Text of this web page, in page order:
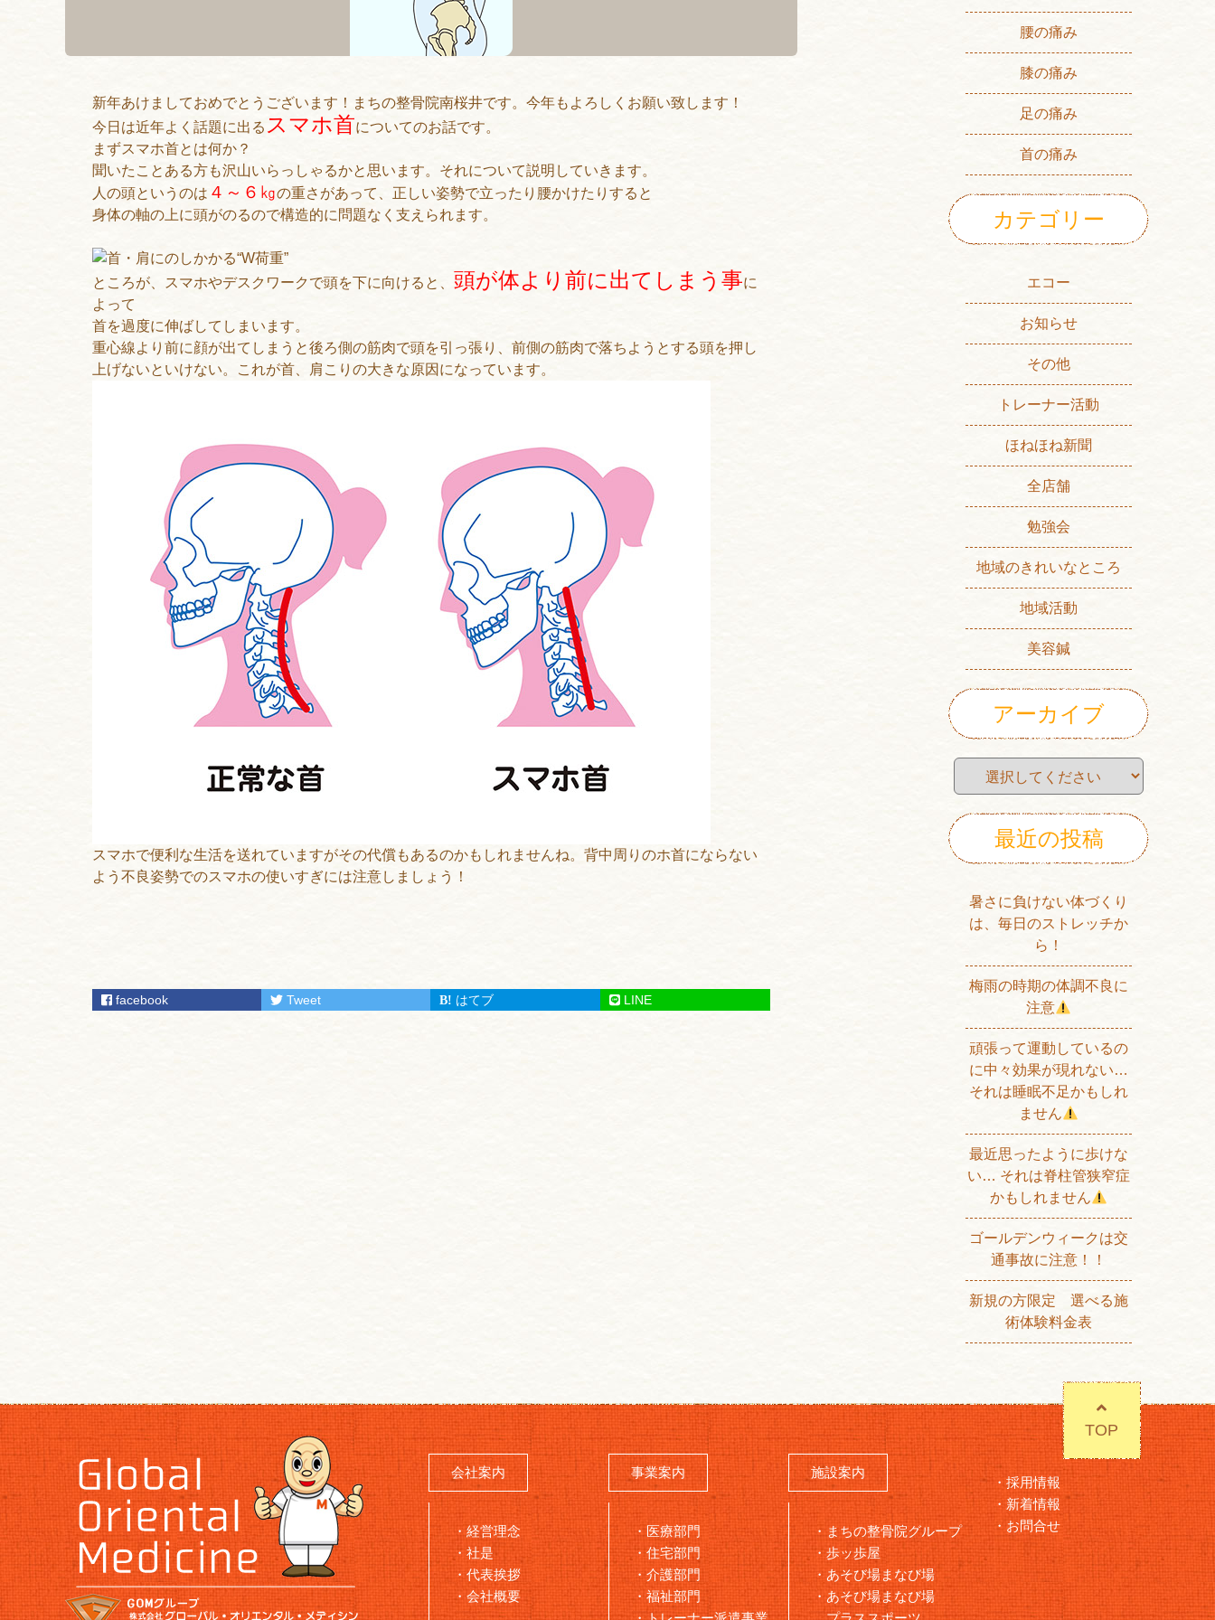
新年あけましておめでとうございます！まちの整骨院南桜井です。今年もよろしくお願い致します！
今日は近年よく話題に出る スマホ首についてのお話です。
まずスマホ首とは何か？
聞いたことある方も沢山いらっしゃるかと思います。それについて説明していきます。
人の頭というのは ４～６㎏の重さがあって、正しい姿勢で立ったり腰かけたりすると
身体の軸の上に頭がのるので構造的に問題なく支えられます。
ところが、スマホやデスクワークで頭を下に向けると、 頭が体より前に出てしまう事に
よって
首を過度に伸ばしてしまいます。
重心線より前に顔が出てしまうと後ろ側の筋肉で頭を引っ張り、前側の筋肉で落ちようとする頭を押し
上げないといけない。これが首、肩こりの大きな原因になっています。
スマホで便利な生活を送れていますがその代償もあるのかもしれませんね。背中周りのホ首にならない
よう不良姿勢でのスマホの使いすぎには注意しましょう！
facebook Tweet はてブ LINE
腰の痛み
膝の痛み
足の痛み
首の痛み
カテゴリー
エコー
お知らせ
その他
トレーナー活動
ほねほね新聞
全店舗
勉強会
地域のきれいなところ
地域活動
美容鍼
アーカイブ
最近の投稿
暑さに負けない体づくり
は、毎日のストレッチか
ら！
梅雨の時期の体調不良に
注意
頑張って運動しているの
に中々効果が現れない…
それは睡眠不足かもしれ
ません
最近思ったように歩けな
い… それは脊柱管狭窄症
かもしれません
ゴールデンウィークは交
通事故に注意！！
新規の方限定 選べる施
術体験料金表
TOP
会社案内
経営理念
社是
代表挨拶
会社概要
事業案内
医療部門
住宅部門
介護部門
福祉部門
施設案内
まちの整骨院グループ
歩ッ歩屋
あそび場まなび場
あそび場まなび場
採用情報
新着情報
お問合せ